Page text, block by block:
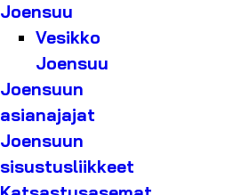
Joensuu
Vesikko
Joensuu
Joensuun
asianajajat
Joensuun
sisustusliikkeet